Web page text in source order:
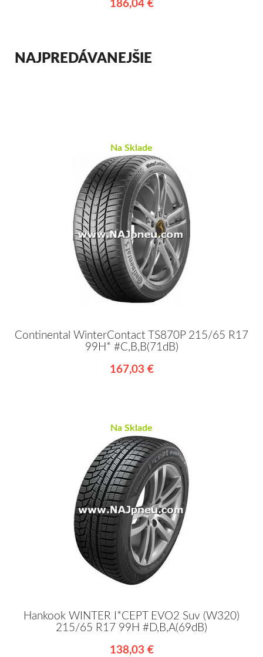
186,04 €
NAJPREDÁVANEJŠIE
Na Sklade
Continental WinterContact TS870P 215/65 R17
99H* #C,B,B(71dB)
167,03 €
Na Sklade
Hankook WINTER I*CEPT EVO2 Suv (W320)
215/65 R17 99H #D,B,A(69dB)
138,03 €